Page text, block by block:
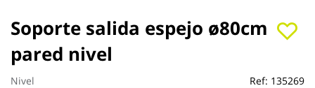
Soporte salida espejo ø80cm
pared nivel
Nivel Ref: 135269
Saltar
al
comienzo
de
la